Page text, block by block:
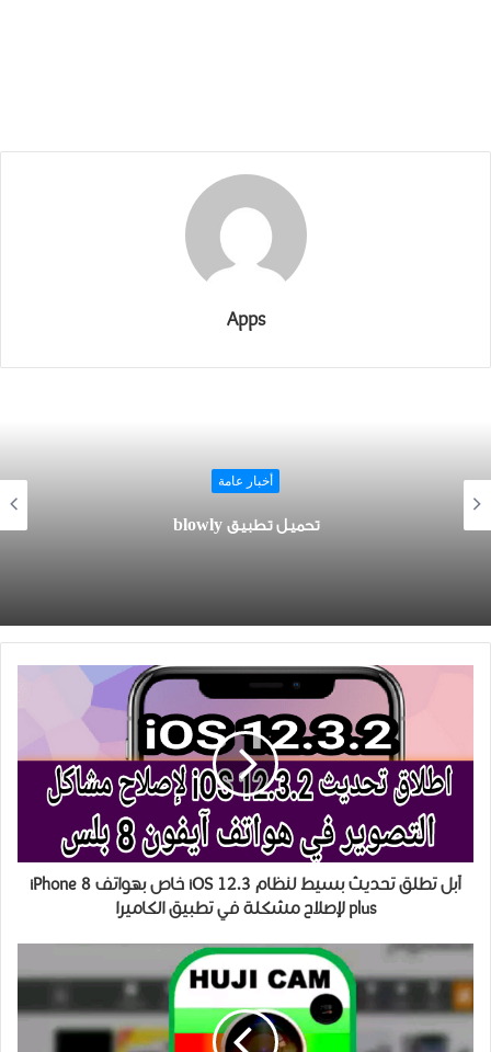
Apps
تحميل تطبيق blowly
آبل تطلق تحديث بسيط لنظام iOS 12.3 خاص بهواتف iPhone 8
plus لإصلاح مشكلة في تطبيق الكاميرا